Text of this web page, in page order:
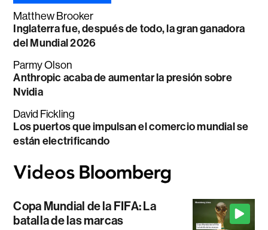
Matthew Brooker
Inglaterra fue, después de todo, la gran ganadora
del Mundial 2026
Parmy Olson
Anthropic acaba de aumentar la presión sobre
Nvidia
David Fickling
Los puertos que impulsan el comercio mundial se
están electrificando
Copa Mundial de la FIFA: La
batalla de las marcas